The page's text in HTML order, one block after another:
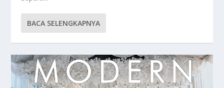
BACA SELENGKAPNYA